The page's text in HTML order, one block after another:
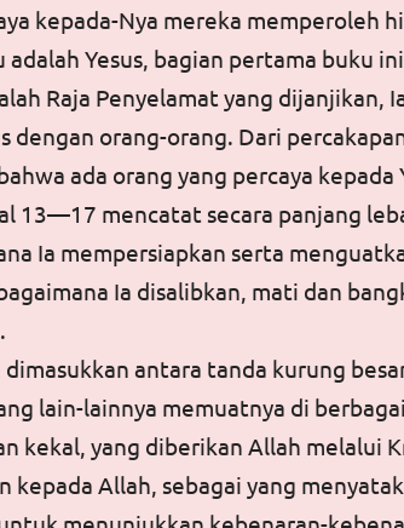
kepada-Nya mereka memperoleh
Yesus, bagian pertama buku
Raja Penyelamat yang dijanjikan,
orang-orang. Dari
ada orang yang percaya kepada
13—17 mencatat secara panjang
Ia mempersiapkan serta
Ia disalibkan, mati dan
antara tanda kurung
lain-lainnya memuatnya di
yang diberikan Allah melalui
Allah, sebagai yang